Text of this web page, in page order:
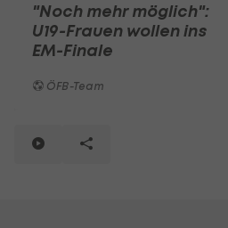
"Noch mehr möglich":
U19-Frauen wollen ins
EM-Finale
ÖFB-Team